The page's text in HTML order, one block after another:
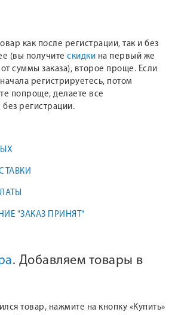
как после регистрации, так и без
(вы получите скидки на первый же
от суммы заказа), второе проще. Если
регистрируетесь, потом
попроще, делаете все
регистрации.
"ЗАКАЗ ПРИНЯТ"
. Добавляем товары в
товар, нажмите на кнопку «Купить»